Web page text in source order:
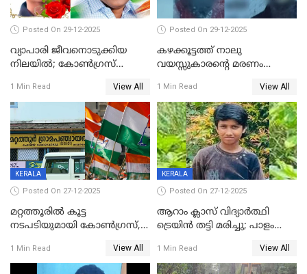
Posted On 29-12-2025
വ്യാപാരി ജീവനൊടുക്കിയ
നിലയില്‍; കോണ്‍ഗ്രസ്
മാനസികപീഡനമെന്ന് കുറിപ്പ്
1 Min Read View All
Posted On 29-12-2025
കഴക്കൂട്ടത്ത് നാലു
വയസ്സുകാരന്റെ മരണം
സുഹൃത്തും പൊലീസ്
കസ്റ്റഡിയിൽ
1 Min Read View All
KERALA
Posted On 27-12-2025
മറ്റത്തൂരിൽ കൂട്ട
നടപടിയുമായി കോണ്‍ഗ്രസ്,
എട്ട് പേര്‍ ഉള്‍പ്പെടെ
പത്തുപേരെ പുറത്താക്കി,
1 Min Read View All
KERALA
Posted On 27-12-2025
ആറാം ക്ലാസ് വിദ്യാർത്ഥി
ട്രെയിൻ തട്ടി മരിച്ചു; പാളം
അപകടം മലപ്പുറത്ത്
1 Min Read View All